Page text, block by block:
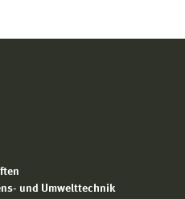
und Umwelttechnik